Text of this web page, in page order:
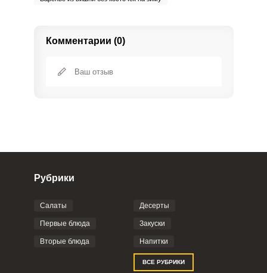
Комментарии (0)
Фото до 4 шт, до 5 mb
Отправляя эту форму, вы соглашаетесь с
Политикой
Рубрики
Салаты
Первые блюда
Вторые блюда
Десерты
Закуски
Напитки
ВСЕ РУБРИКИ